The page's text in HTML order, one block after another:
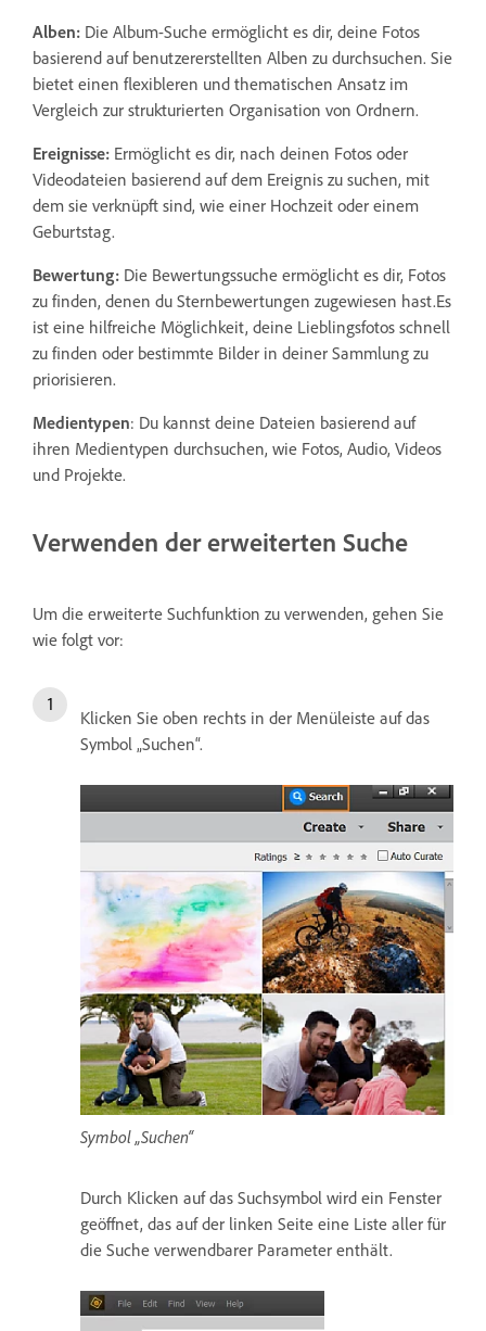
Alben: Die Album-Suche ermöglicht es dir, deine Fotos
basierend auf benutzererstellten Alben zu durchsuchen. Sie
bietet einen flexibleren und thematischen Ansatz im
Vergleich zur strukturierten Organisation von Ordnern.
Ereignisse: Ermöglicht es dir, nach deinen Fotos oder
Videodateien basierend auf dem Ereignis zu suchen, mit
dem sie verknüpft sind, wie einer Hochzeit oder einem
Geburtstag.
Bewertung: Die Bewertungssuche ermöglicht es dir, Fotos
zu finden, denen du Sternbewertungen zugewiesen hast.Es
ist eine hilfreiche Möglichkeit, deine Lieblingsfotos schnell
zu finden oder bestimmte Bilder in deiner Sammlung zu
priorisieren.
Medientypen: Du kannst deine Dateien basierend auf
ihren Medientypen durchsuchen, wie Fotos, Audio, Videos
und Projekte.
Verwenden der erweiterten Suche
Um die erweiterte Suchfunktion zu verwenden, gehen Sie
wie folgt vor:
Klicken Sie oben rechts in der Menüleiste auf das
Symbol „Suchen“.
Symbol „Suchen“
Durch Klicken auf das Suchsymbol wird ein Fenster
geöffnet, das auf der linken Seite eine Liste aller für
die Suche verwendbarer Parameter enthält.